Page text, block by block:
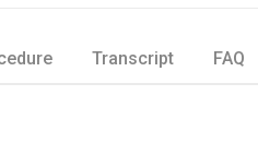
Transcript FAQ